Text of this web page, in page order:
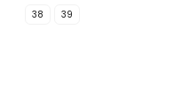
38 39